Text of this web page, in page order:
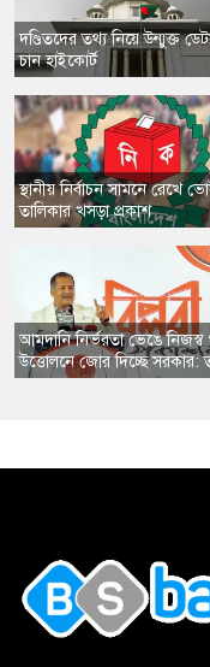
​দণ্ডিতদের তথ্য নিয়ে উন্মুক্ত
চান হাইকোর্ট
স্থানীয় নির্বাচন সামনে রেখে
তালিকার খসড়া প্রকাশ
​আমদানি নির্ভরতা ভেঙে নিজস্ব
উত্তোলনে জোর দিচ্ছে সরকার: